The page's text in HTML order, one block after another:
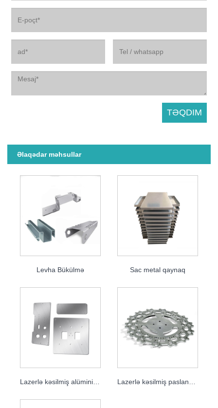
Əlaqədar məhsullar
Levha Bükülmə Sac metal qaynaq
Lazerlə kəsilmiş alüminium təbəqə